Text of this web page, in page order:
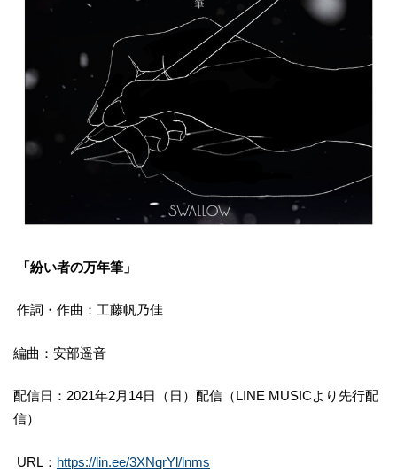
「紛い者の万年筆」
作詞・作曲：工藤帆乃佳
編曲：安部遥音
配信日：2021年2月14日（日）配信（LINE MUSICより先行配
信）
URL： https://lin.ee/3XNqrYl/lnms